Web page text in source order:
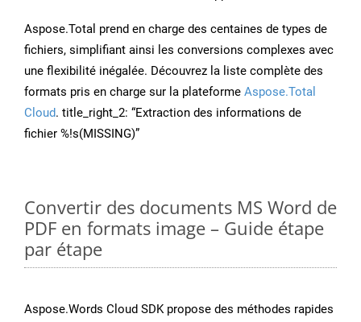
Aspose.Total prend en charge des centaines de types de
fichiers, simplifiant ainsi les conversions complexes avec
une flexibilité inégalée. Découvrez la liste complète des
formats pris en charge sur la plateforme Aspose.Total
Cloud. title_right_2: “Extraction des informations de
fichier %!s(MISSING)”
Convertir des documents MS Word de
PDF en formats image – Guide étape
par étape
Aspose.Words Cloud SDK propose des méthodes rapides